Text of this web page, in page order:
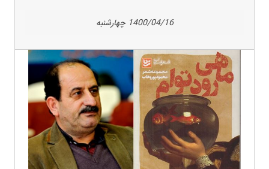
1400/04/16 چهارشنبه